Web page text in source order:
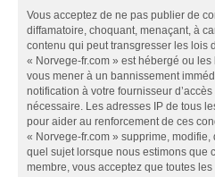
Vous acceptez de ne pas publier de
diffamatoire, choquant, menaçant, à
contenu qui peut transgresser les lois
« Norvege-fr.com » est hébergé ou
vous mener à un bannissement
notification à votre fournisseur
nécessaire. Les adresses IP de tous
pour aider au renforcement de ces
« Norvege-fr.com » supprime,
quel sujet lorsque nous estimons que
membre, vous acceptez que toutes